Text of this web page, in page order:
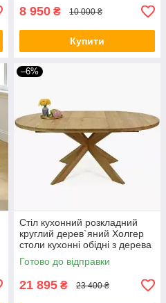
8 950 ₴ 10 000 ₴
Купити
–6%
Стіл кухонний розкладний
круглий дерев`яний Холгер
столи кухонні обідні з дерева
на кухню в кафе 1200
(1700)х1200х40(20+20)
Готово до відправки
21 895 ₴ 23 400 ₴